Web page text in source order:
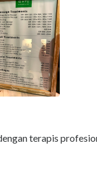
terapis